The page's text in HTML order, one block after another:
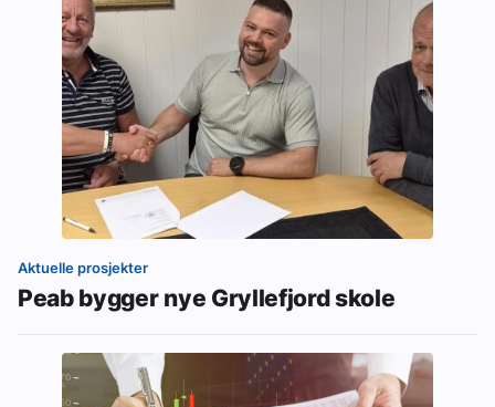
Aktuelle prosjekter
Peab bygger nye Gryllefjord skole